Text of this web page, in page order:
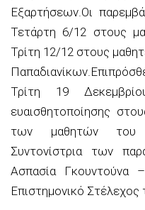
Εξαρτήσεων. Οι
Τετάρτη 6/12 στους
Τρίτη 12/12 στους
Παπαδιανίκων.
Τρίτη 19
ευαισθητοποίησης
των μαθητών του
Συντονίστρια των
Ασπασία Γκουντούνα
Επιστημονικό Στέλεχος